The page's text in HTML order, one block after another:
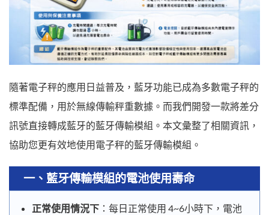
隨著電子秤的應用日益普及，藍牙功能已成為多數電子秤的
標準配備，用於無線傳輸秤重數據。而我們開發一款將差分
訊號直接轉成藍牙的藍牙傳輸模組。本文彙整了相關資訊，
協助您更有效地使用電子秤的藍牙傳輸模組。
一、藍牙傳輸模組的電池使用壽命
正常使用情況下：每日正常使用 4~6小時下，電池